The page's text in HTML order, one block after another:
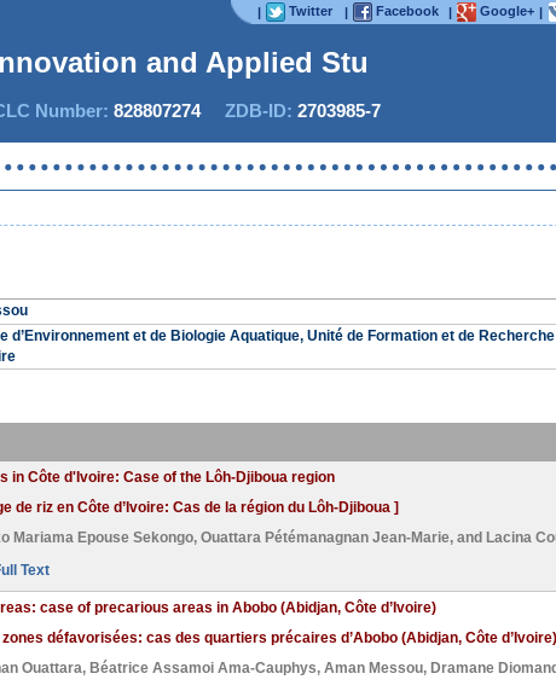
| Twitter | Facebook | Google+ |
and Applied Studi
Number: 828807274ZDB-ID: 2703985-7
d’Environnement et de Biologie Aquatique, Unité de Formation et de
in Côte d'Ivoire: Case of the Lôh-Djiboua region
de riz en Côte d’Ivoire: Cas de la région du Lôh-Djiboua ]
Mariama Epouse Sekongo, Ouattara Pétémanagnan Jean-Marie, and Lacina
Text
case of precarious areas in Abobo (Abidjan, Côte d’Ivoire)
défavorisées: cas des quartiers précaires d’Abobo (Abidjan, Côte
Ouattara, Béatrice Assamoi Ama-Cauphys, Aman Messou, Dramane